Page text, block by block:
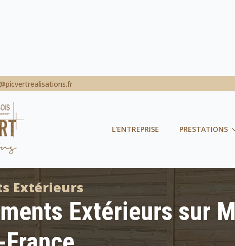
Extérieurs abri de jardin carport
Extérieurs sur